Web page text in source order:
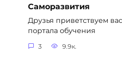
Саморазвития
Друзья приветствуем
портала обучения
3 9.9к.